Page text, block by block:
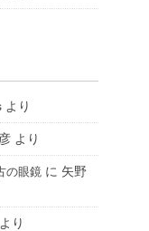
より
より
の眼鏡 に 矢野
より